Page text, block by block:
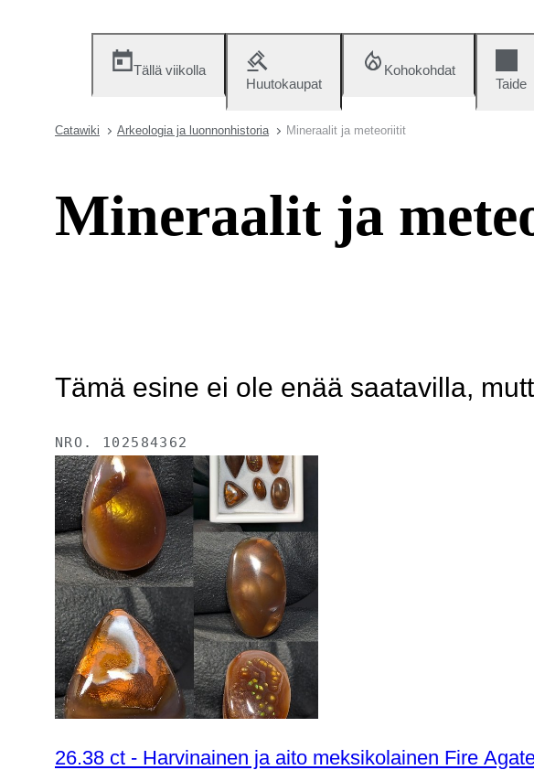
Tällä viikolla
Huutokaupat
Kohokohdat
Taide
Catawiki Arkeologia ja luonnonhistoria Mineraalit ja meteoriitit
Mineraalit ja
Tämä esine ei ole enää saatavilla,
NRO. 102584362
26.38 ct - Harvinainen ja aito meksikolainen Fire